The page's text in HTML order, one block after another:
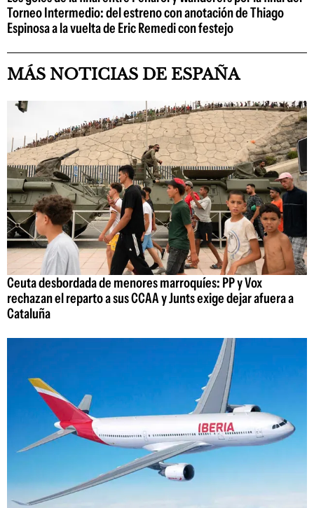
Torneo Intermedio: del estreno con anotación de Thiago
Espinosa a la vuelta de Eric Remedi con festejo
MÁS NOTICIAS DE ESPAÑA
Ceuta desbordada de menores marroquíes: PP y Vox
rechazan el reparto a sus CCAA y Junts exige dejar afuera a
Cataluña